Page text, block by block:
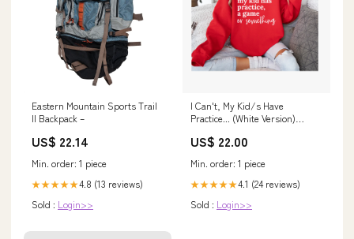
Eastern Mountain Sports Trail
II Backpack –
US$ 22.14
Min. order: 1 piece
★★★★★4.8 (13 reviews)
Sold : Login>>
I Can't, My Kid/s Have
Practice... (White Version)
US$ 22.00
Min. order: 1 piece
★★★★★4.1 (24 reviews)
Sold : Login>>